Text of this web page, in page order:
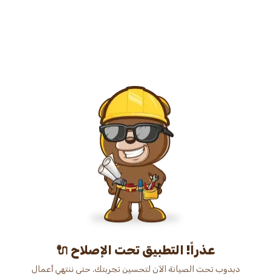
عذراً! التطبيق تحت الإصلاح 🔌
دبدوب تحت الصيانة الآن لتحسين تجربتك. حتى ننتهي أعمال